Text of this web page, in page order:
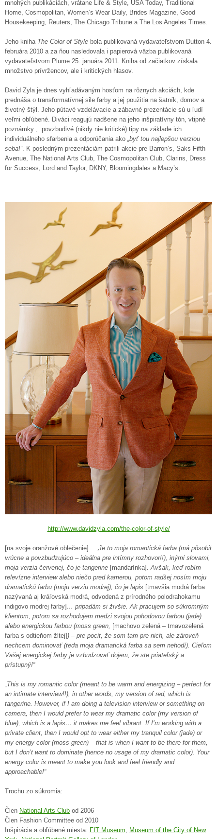
mnohých publikáciách, vrátane Life & Style, USA Today, Traditional
Home, Cosmopolitan, Women’s Wear Daily, Brides Magazine, Good
Housekeeping, Reuters, The Chicago Tribune a The Los Angeles Times.
Jeho kniha The Color of Style bola publikovaná vydavateľstvom Dutton 4.
februára 2010 a za ňou nasledovala i papierová väzba publikovaná
vydavateľstvom Plume 25. januára 2011. Kniha od začiatkov získala
množstvo prívržencov, ale i kritických hlasov.
David Zyla je dnes vyhľadávaným hosťom na rôznych akciách, kde
prednáša o transformatívnej sile farby a jej použitia na šatník, domov a
životný štýl. Jeho pútavé vzdelávacie a zábavné prezentácie sú u ľudí
veľmi obľúbené. Diváci reagujú nadšene na jeho inšpiratívny tón, vtipné
poznámky , povzbudivé (nikdy nie kritické) tipy na základe ich
individuálneho sfarbenia a odporúčania ako „byť tou najlepšou verziou
seba!“. K posledným prezentáciám patrili akcie pre Barron’s, Saks Fifth
Avenue, The National Arts Club, The Cosmopolitan Club, Clarins, Dress
for Success, Lord and Taylor, DKNY, Bloomingdales a Macy’s.
http://www.davidzyla.com/the-color-of-style/
[na svoje oranžové oblečenie] .. „Je to moja romantická farba (má pôsobiť
vrúcne a povzbudzujúco – ideálna pre intímny rozhovor!!), inými slovami,
moja verzia červenej, čo je tangerine [mandarínka]. Avšak, keď robím
televízne interview alebo niečo pred kamerou, potom radšej nosím moju
dramatickú farbu (moju verziu modrej), čo je lapis [tmavšia modrá farba
nazývaná aj kráľovská modrá, odvodená z prírodného polodrahokamu
indigovo modrej farby] … pripadám si živšie. Ak pracujem so súkromným
klientom, potom sa rozhodujem medzi svojou pohodovou farbou (jade)
alebo energickou farbou (moss green, [machovo zelená – tmavozelená
farba s odtieňom žltej] ) – pre pocit, že som tam pre nich, ale zároveň
nechcem dominovať (teda moja dramatická farba sa sem nehodí). Cieľom
Vašej energickej farby je vzbudzovať dojem, že ste priateľský a
prístupný!“
„This is my romantic color (meant to be warm and energizing – perfect for
an intimate interview!!), in other words, my version of red, which is
tangerine. However, if I am doing a television interview or something on
camera, then I would prefer to wear my dramatic color (my version of
blue), which is a lapis… it makes me feel vibrant. If I’m working with a
private client, then I would opt to wear either my tranquil color (jade) or
my energy color (moss green) – that is when I want to be there for them,
but I don’t want to dominate (hence no usage of my dramatic color). Your
energy color is meant to make you look and feel friendly and
approachable!“
Trochu zo súkromia:
Člen National Arts Club od 2006
Člen Fashion Committee od 2010
Inšpirácia a obľúbené miesta: FIT Museum, Museum of the City of New